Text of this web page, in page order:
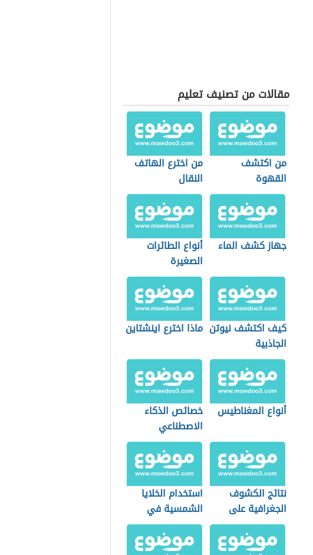
مقالات من تصنيف تعليم
من اكتشف
القهوة
من اخترع الهاتف
النقال
جهاز كشف الماء
أنواع الطائرات
الصغيرة
كيف اكتشف نيوتن
الجاذبية
ماذا اخترع اينشتاين
أنواع المغناطيس
خصائص الذكاء
الاصطناعي
نتائج الكشوف
الجغرافية على
العالم الإسلامي
استخدام الخلايا
الشمسية في
القمر الصناعي